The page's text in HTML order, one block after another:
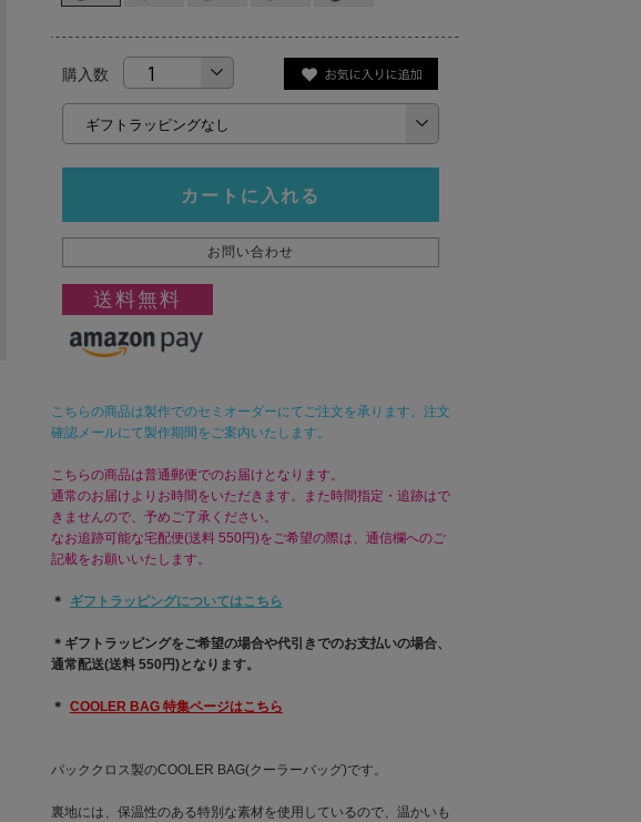
購入数
カートに入れる
お問い合わせ
送料無料
こちらの商品は製作でのセミオーダーにてご注文を承ります。注文
確認メールにて製作期間をご案内いたします。
こちらの商品は普通郵便でのお届けとなります。
通常のお届けよりお時間をいただきます。また時間指定・追跡はで
きませんので、予めご了承ください。
なお追跡可能な宅配便(送料 550円)をご希望の際は、通信欄へのご
記載をお願いいたします。
＊ ギフトラッピングについてはこちら
＊ギフトラッピングをご希望の場合や代引きでのお支払いの場合、
通常配送(送料 550円)となります。
＊ COOLER BAG 特集ページはこちら
パッククロス製のCOOLER BAG(クーラーバッグ)です。
裏地には、保温性のある特別な素材を使用しているので、温かいも